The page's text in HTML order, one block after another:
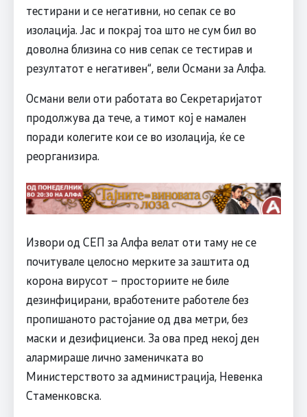
тестирани и се негативни, но сепак се во
изолација. Јас и покрај тоа што не сум бил во
доволна близина со нив сепак се тестирав и
резултатот е негативен“, вели Османи за Алфа.
Османи вели оти работата во Секретаријатот
продолжува да тече, а тимот кој е намален
поради колегите кои се во изолација, ќе се
реорганизира.
Извори од СЕП за Алфа велат оти таму не се
почитувале целосно мерките за заштита од
корона вирусот – просториите не биле
дезинфицирани, вработените работеле без
пропишаното растојание од два метри, без
маски и дезифициенси. За ова пред некој ден
алармираше лично заменичката во
Министерството за администрација, Невенка
Стаменковска.